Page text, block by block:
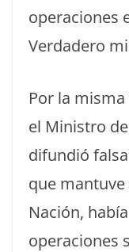
operaciones
Verdadero
Por la
el Ministro
difundió
que mantuve
Nación,
operaciones